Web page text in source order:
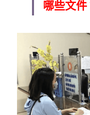
哪些文件